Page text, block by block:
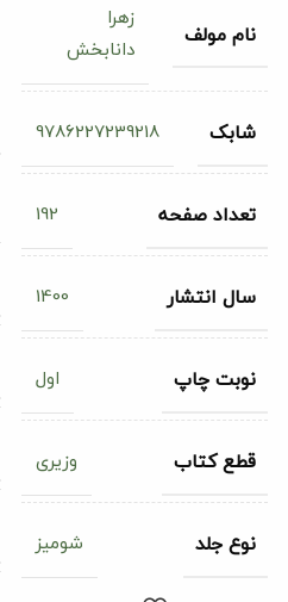
نام مولف
زهرا
دانابخش
شابک 9786227239218
تعداد صفحه 192
سال انتشار 1400
نوبت چاپ اول
قطع کتاب وزیری
نوع جلد شومیز